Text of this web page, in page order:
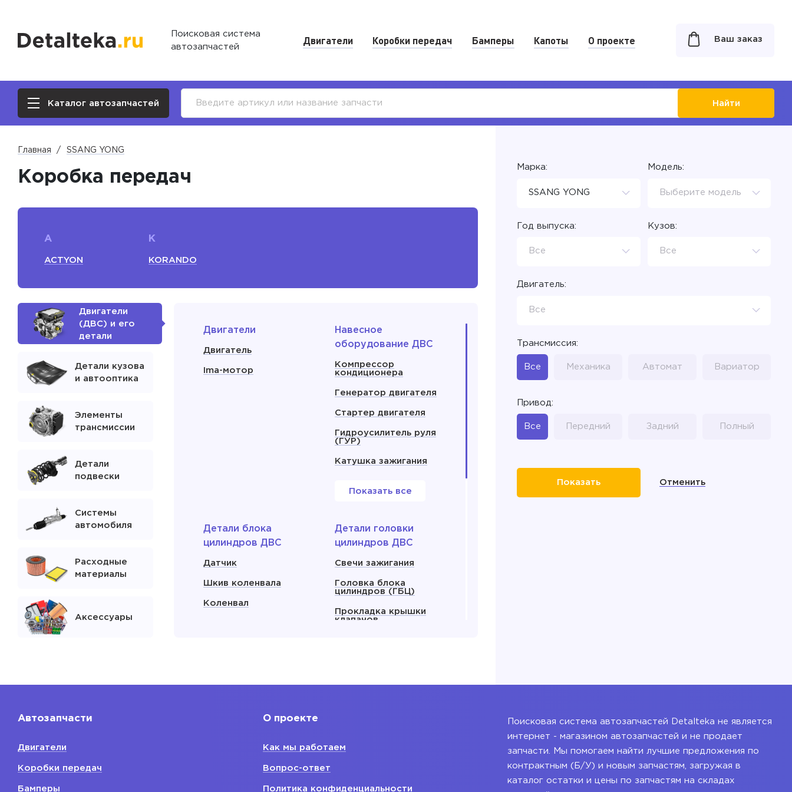
Поисковая система
автозапчастей
Двигатели Коробки передач Бамперы Капоты О проекте Ваш заказ
Каталог автозапчастей Найти
Главная SSANG YONG
Коробка передач
A
ACTYON
K
KORANDO
Двигатели
(ДВС) и его
детали
Детали кузова
и автооптика
Элементы
трансмиссии
Детали
подвески
Системы
автомобиля
Расходные
материалы
Аксессуары
Двигатели
Двигатель
Ima-мотор
Навесное
оборудование ДВС
Компрессор
кондиционера
Генератор двигателя
Стартер двигателя
Гидроусилитель руля
(ГУР)
Катушка зажигания
Показать все
Детали блока
цилиндров ДВС
Датчик
Шкив коленвала
Коленвал
Детали головки
цилиндров ДВС
Свечи зажигания
Головка блока
цилиндров (ГБЦ)
Прокладка крышки
клапанов
Блок двигателя
Марка:
SSANG YONG
Модель:
Выберите модель
Год выпуска:
Все
Кузов:
Все
Двигатель:
Все
Трансмиссия:
Все Механика Автомат Вариатор
Привод:
Все Передний Задний Полный
Отменить
Автозапчасти
Двигатели
Коробки передач
Бамперы
О проекте
Как мы работаем
Вопрос-ответ
Политика конфиденциальности
Поисковая система автозапчастей Detalteka не является
интернет - магазином автозапчастей и не продает
запчасти. Мы помогаем найти лучшие предложения по
контрактным (Б/У) и новым запчастям, загружая в
каталог остатки и цены по запчастям на складах